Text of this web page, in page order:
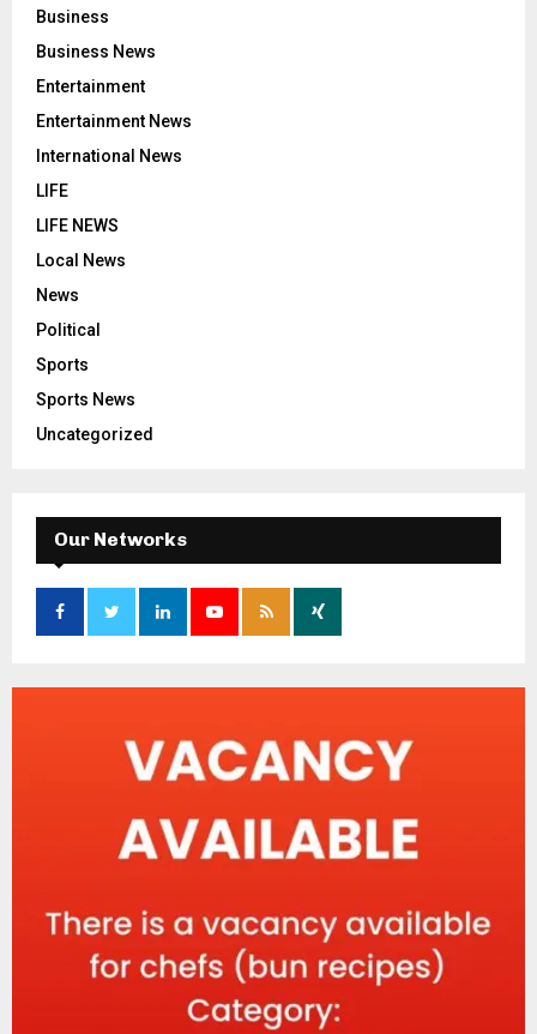
Business
Business News
Entertainment
Entertainment News
International News
LIFE
LIFE NEWS
Local News
News
Political
Sports
Sports News
Uncategorized
Our Networks